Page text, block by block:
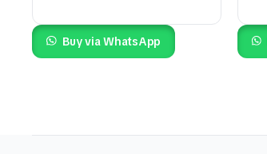
Buy via WhatsApp